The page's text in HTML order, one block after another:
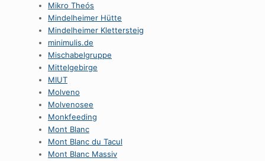
Mikro Theós
Mindelheimer Hütte
Mindelheimer Klettersteig
minimulis.de
Mischabelgruppe
Mittelgebirge
MIUT
Molveno
Molvenosee
Monkfeeding
Mont Blanc
Mont Blanc du Tacul
Mont Blanc Massiv